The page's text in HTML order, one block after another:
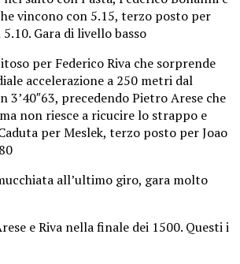
vincono con 5.15, terzo posto per
Gara di livello basso
per Federico Riva che sorprende
accelerazione a 250 metri dal
3’40″63, precedendo Pietro Arese che
non riesce a ricucire lo strappo e
per Meslek, terzo posto per Joao
all’ultimo giro, gara molto
e Riva nella finale dei 1500. Questi i